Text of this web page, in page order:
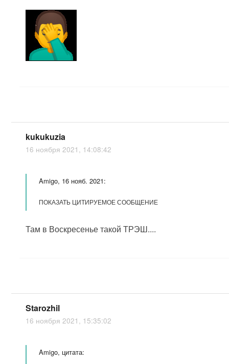
kukukuzia
16 ноября 2021, 14:08:42
Amigo, 16 нояб. 2021:
ПОКАЗАТЬ ЦИТИРУЕМОЕ СООБЩЕНИЕ
Там в Воскресенье такой ТРЭШ....
Starozhil
16 ноября 2021, 15:35:02
Amigo, цитата: